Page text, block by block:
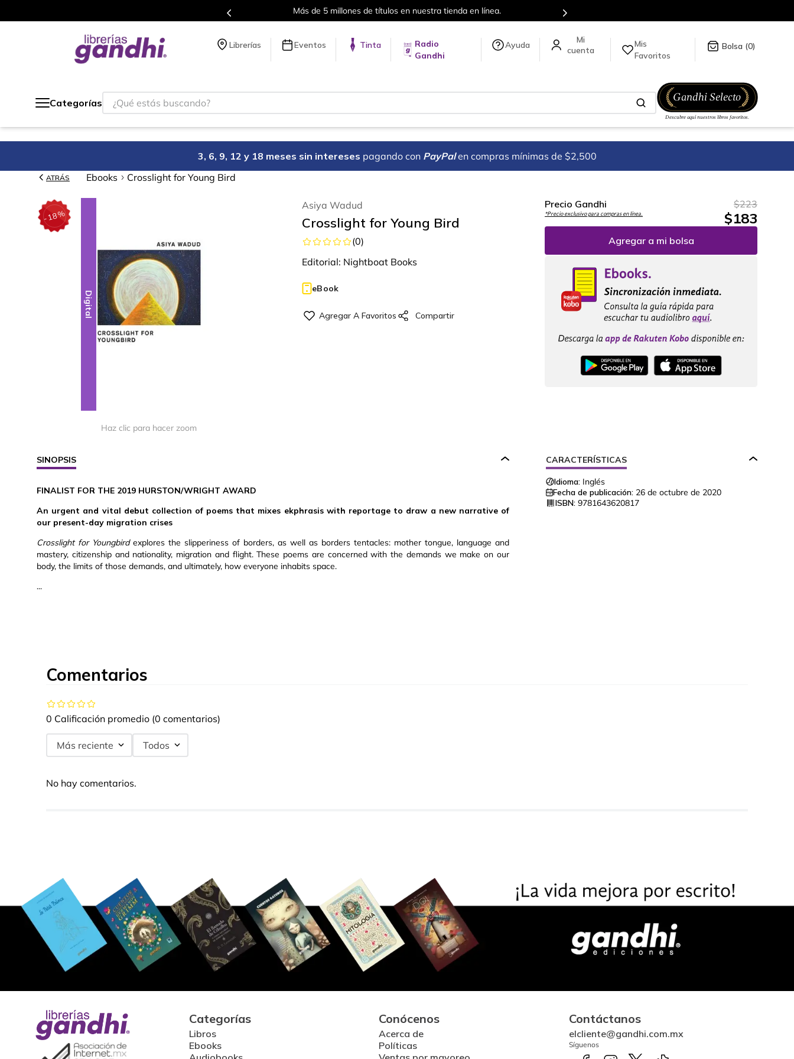
Más de 5 millones de títulos en nuestra tienda en línea.
Librerías Eventos Tinta
Radio
Gandhi
Ayuda
Mis
Favoritos
0
Categorías
¿Qué estás buscando?
3, 6, 9, 12 y 18 meses sin intereses pagando con PayPal en compras mínimas de $2,500
ATRÁS Ebooks Crosslight for Young Bird
-18%
Digital
Haz clic para hacer zoom
Asiya Wadud
Crosslight for Young Bird
(0)
Editorial: Nightboat Books
eBook
Precio Gandhi
*Precio exclusivo para compras en línea.
$223
$183
Agregar a mi bolsa
SINOPSIS
FINALIST FOR THE 2019 HURSTON/WRIGHT AWARD
An urgent and vital debut collection of poems that mixes ekphrasis with reportage to draw a new narrative of
our present-day migration crises
Crosslight for Youngbirdexplores the slipperiness of borders, as well as borders tentacles: mother tongue, language and
mastery, citizenship and nationality, migration and flight. These poems are concerned with the demands we make on our
body, the limits of those demands, and ultimately, how everyone inhabits space.
...
CARACTERÍSTICAS
Idioma: Inglés
Fecha de publicación: 26 de octubre de 2020
ISBN: 9781643620817
Comentarios
0 Calificación promedio (0 comentarios)
Más reciente Todos
No hay comentarios.
Categorías
Libros
Ebooks
Conócenos
Acerca de
Políticas
Contáctanos
elcliente@gandhi.com.mx
Síguenos